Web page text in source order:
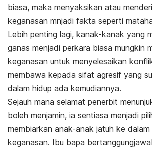
biasa, maka menyaksikan atau
keganasan mnjadi fakta seperti
Lebih penting lagi, kanak-kanak yang
ganas menjadi perkara biasa mungkin
keganasan untuk menyelesaikan
membawa kepada sifat agresif yang
dalam hidup ada kemudiannya.
Sejauh mana selamat penerbit
boleh menjamin, ia sentiasa menjadi
membiarkan anak-anak jatuh ke dalam
keganasan. Ibu bapa